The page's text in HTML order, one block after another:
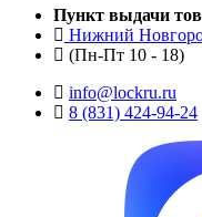
Пункт выдачи
Нижний
(Пн-Пт 10 - 18)
info@lockru.ru
8 (831) 424-94-24